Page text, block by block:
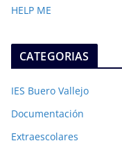
HELP ME
CATEGORIAS
IES Buero Vallejo
Documentación
Extraescolares